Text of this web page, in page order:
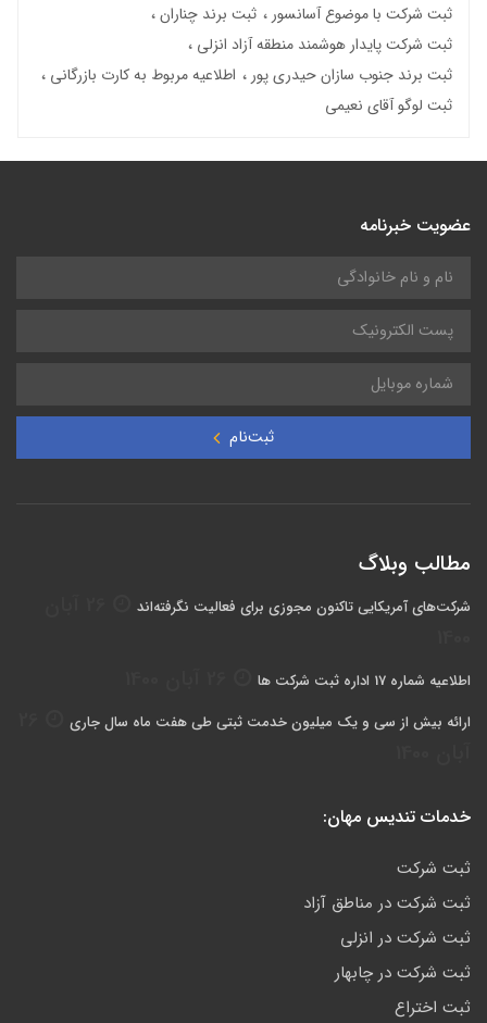
ثبت شرکت با موضوع آسانسور
ثبت برند چناران
ثبت شرکت پایدار هوشمند منطقه آزاد انزلی
ثبت برند جنوب سازان حیدری پور
اطلاعیه مربوط به کارت بازرگانی
ثبت لوگو آقای نعیمی
عضویت خبرنامه
ثبت‌نام
مطالب وبلاگ
شرکت‌های آمریکایی تاکنون مجوزی برای فعالیت نگرفته‌اند
اطلاعیه شماره 17 اداره ثبت شرکت ها
ارائه بیش از سی و یک میلیون خدمت ثبتی طی هفت ماه سال جاری
خدمات تندیس مهان:
ثبت شرکت
ثبت شرکت در مناطق آزاد
ثبت شرکت در انزلی
ثبت شرکت در چابهار
ثبت اختراع